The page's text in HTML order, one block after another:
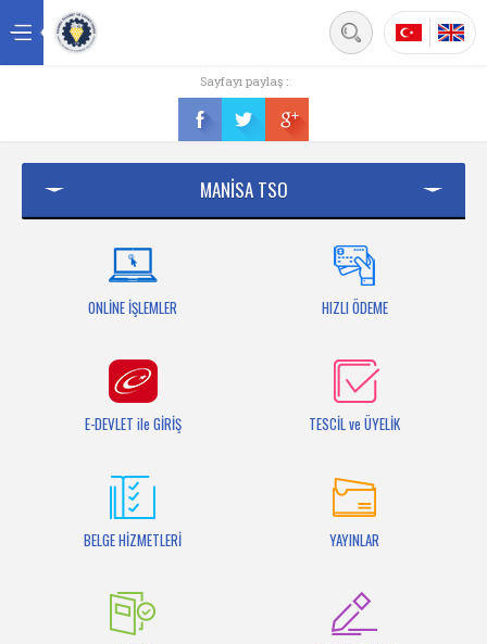
Üyelik
Bilgi Bankası
Sayfayı paylaş :
MANİSA TSO
ONLİNE İŞLEMLER HIZLI ÖDEME
E-DEVLET ile GİRİŞ TESCİL ve ÜYELİK
BELGE HİZMETLERİ YAYINLAR